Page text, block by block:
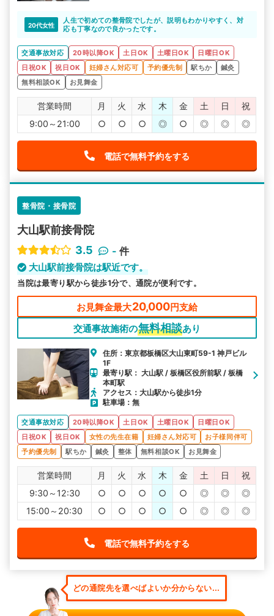
20代女性
人生で初めての整骨院でしたが、説明もわかりやすく、対
応も丁寧なので良かったです。
交通事故対応 20時以降OK 土日OK 土曜日OK
日曜日OK
日祝OK
祝日OK 妊婦さん対応可 予約優先制 駅ちか
鍼灸
無料相談OK
お見舞金
営業時間 月 火 水 木 金 土 日
祝
9:00～21:00
○ ○ ○ ◎ ○ ◎ ◎ ◎
電話で無料予約をする
整骨院・接骨院
大山駅前接骨院
3.5
- 件
大山駅前接骨院は駅近です。
当院は最寄り駅から徒歩1分で、通院が便利です。
お見舞金最大20,000円支給
交通事故施術の無料相談あり
住所：東京都板橋区大山東町59-1 神戸ビル
1F
最寄り駅： 大山駅 / 板橋区役所前駅 / 板橋
本町駅
アクセス：大山駅から徒歩1分
駐車場：無
交通事故対応 20時以降OK 土日OK 土曜日OK
日曜日OK
日祝OK
祝日OK 女性の先生在籍 妊婦さん対応可
お子様同伴可
予約優先制
駅ちか 鍼灸 整体 無料相談OK お見舞金
営業時間 月 火 水 木 金 土 日
祝
9:30～12:30
○ ○ ○ ○ ○ ◎ ◎
◎
15:00～20:30
○ ○ ○ ○ ○ ◎ ◎ ◎
電話で無料予約をする
どの通院先を選べばよいか分からない...